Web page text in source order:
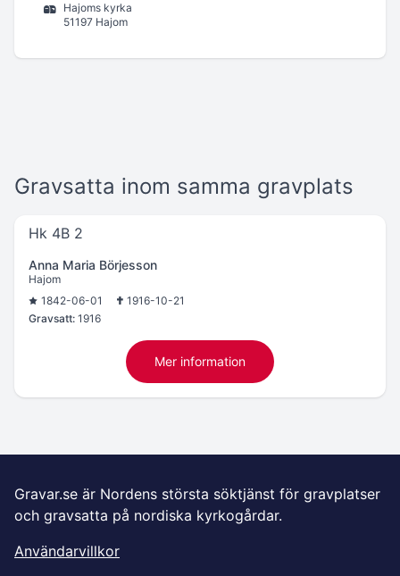
Hajoms kyrka
51197 Hajom
Gravsatta inom samma gravplats
Hk 4B 2
Anna Maria Börjesson
Hajom
1842-06-01
1916-10-21
Gravsatt: 1916
Mer information
Gravar.se är Nordens största söktjänst för gravplatser
och gravsatta på nordiska kyrkogårdar.
Användarvillkor